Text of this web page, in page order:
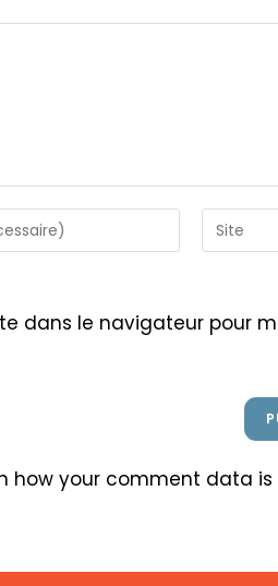
Saisir
l’URL
site
dans le navigateur pour
how your comment data is